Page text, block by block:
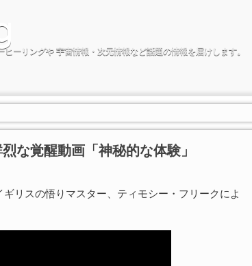
ーリングや 宇宙情報・次元情報など話題の情報を届けします。
な覚醒動画「神秘的な体験」
リスの悟りマスター、ティモシー・フリークによ